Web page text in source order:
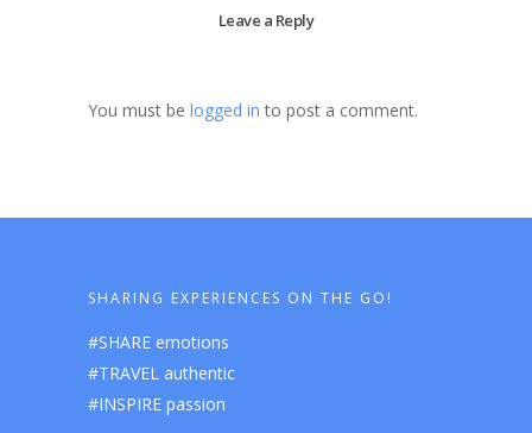
Leave a Reply
You must be logged in to post a comment.
SHARING EXPERIENCES ON THE GO!
#SHARE emotions
#TRAVEL authentic
#INSPIRE passion